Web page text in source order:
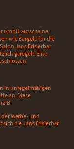
GmbH Gutscheine
wie Bargeld für die
Jans Frisierbar
geregelt. Eine
in unregelmäßigen
an. Diese
Werbe- und
sich die Jans Frisierbar